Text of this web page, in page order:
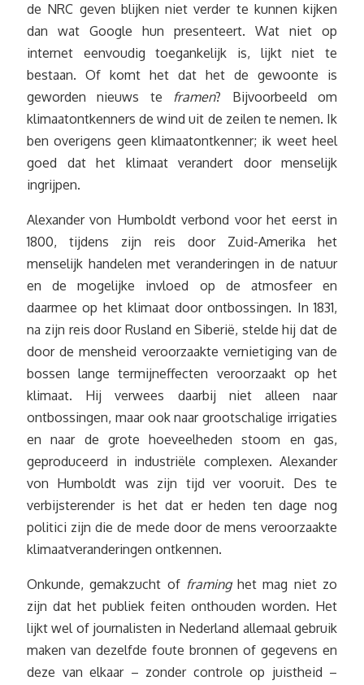
de NRC geven blijken niet verder te kunnen kijken
dan wat Google hun presenteert. Wat niet op
internet eenvoudig toegankelijk is, lijkt niet te
bestaan. Of komt het dat het de gewoonte is
geworden nieuws te framen? Bijvoorbeeld om
klimaatontkenners de wind uit de zeilen te nemen. Ik
ben overigens geen klimaatontkenner; ik weet heel
goed dat het klimaat verandert door menselijk
ingrijpen.
Alexander von Humboldt verbond voor het eerst in
1800, tijdens zijn reis door Zuid-Amerika het
menselijk handelen met veranderingen in de natuur
en de mogelijke invloed op de atmosfeer en
daarmee op het klimaat door ontbossingen. In 1831,
na zijn reis door Rusland en Siberië, stelde hij dat de
door de mensheid veroorzaakte vernietiging van de
bossen lange termijneffecten veroorzaakt op het
klimaat. Hij verwees daarbij niet alleen naar
ontbossingen, maar ook naar grootschalige irrigaties
en naar de grote hoeveelheden stoom en gas,
geproduceerd in industriële complexen. Alexander
von Humboldt was zijn tijd ver vooruit. Des te
verbijsterender is het dat er heden ten dage nog
politici zijn die de mede door de mens veroorzaakte
klimaatveranderingen ontkennen.
Onkunde, gemakzucht of framinghet mag niet zo
zijn dat het publiek feiten onthouden worden. Het
lijkt wel of journalisten in Nederland allemaal gebruik
maken van dezelfde foute bronnen of gegevens en
deze van elkaar – zonder controle op juistheid –